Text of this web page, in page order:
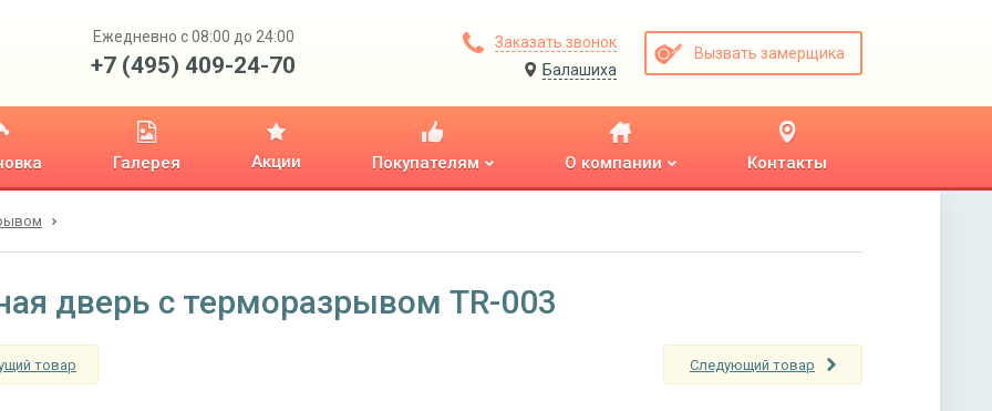
Ежедневно с 08:00 до 24:00
+7 (495) 409-24-70
Заказать звонок
Балашиха
Вызвать замерщика
Галерея Акции Покупателям О компании Контакты
дверь с терморазрывом TR-003
товар Следующий товар